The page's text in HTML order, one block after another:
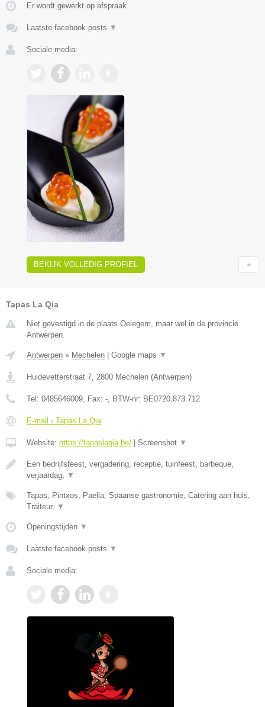
Er wordt gewerkt op afspraak.
Laatste facebook posts ▼
Sociale media:
BEKIJK VOLLEDIG PROFIEL
Tapas La Qia
Niet gevestigd in de plaats Oelegem, maar wel in de provincie
Antwerpen.
Antwerpen » Mechelen | Google maps ▼
Huidevetterstraat 7 2800 Mechelen (Antwerpen)
Tel: 0485646009 , Fax: - , BTW-nr: BE0720.873.712
E-mail › Tapas La Qia
Website: https://tapaslaqia.be/ | Screenshot ▼
Een bedrijfsfeest, vergadering, receptie, tuinfeest, barbeque,
verjaardag,
▼
Tapas, Pintxos, Paella, Spaanse gastronomie, Catering aan huis,
Traiteur,
▼
Openingstijden ▼
Laatste facebook posts ▼
Sociale media: